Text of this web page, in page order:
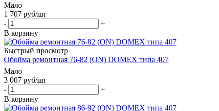
Мало
1 707 руб/шт
-
+
В корзину
Быстрый просмотр
Обойма ремонтная 76-82 (ОN) DOMEX типа 407
Мало
3 007 руб/шт
-
+
В корзину